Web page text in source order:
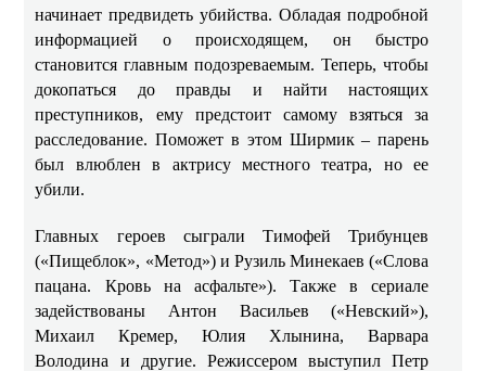
начинает предвидеть убийства. Обладая подробной
информацией о происходящем, он быстро
становится главным подозреваемым. Теперь, чтобы
докопаться до правды и найти настоящих
преступников, ему предстоит самому взяться за
расследование. Поможет в этом Ширмик – парень
был влюблен в актрису местного театра, но ее
убили.
Главных героев сыграли Тимофей Трибунцев
(«Пищеблок», «Метод») и Рузиль Минекаев («Слова
пацана. Кровь на асфальте»). Также в сериале
задействованы Антон Васильев («Невский»),
Михаил Кремер, Юлия Хлынина, Варвара
Володина и другие. Режиссером выступил Петр